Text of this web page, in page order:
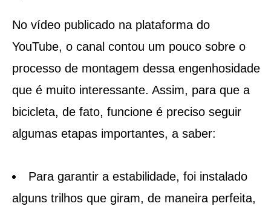
No vídeo publicado na plataforma do
YouTube, o canal contou um pouco sobre o
processo de montagem dessa engenhosidade
que é muito interessante. Assim, para que a
bicicleta, de fato, funcione é preciso seguir
algumas etapas importantes, a saber:
Para garantir a estabilidade, foi instalado
alguns trilhos que giram, de maneira perfeita,